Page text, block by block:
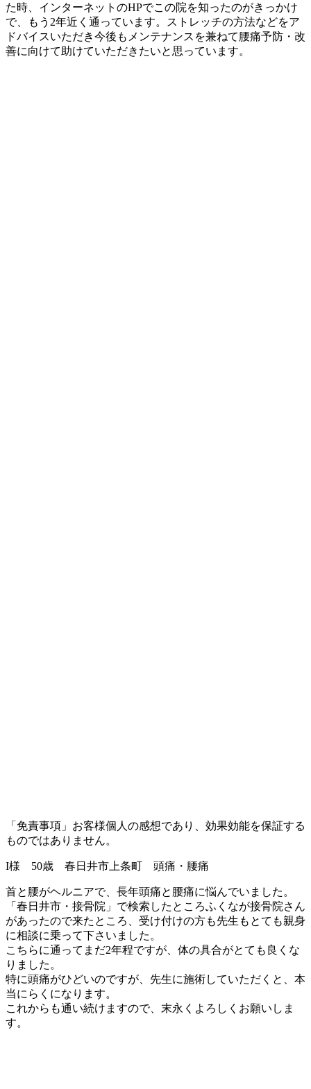
た時、インターネットのHPでこの院を知ったのがきっかけ
で、もう2年近く通っています。ストレッチの方法などをア
ドバイスいただき今後もメンテナンスを兼ねて腰痛予防・改
善に向けて助けていただきたいと思っています。
「免責事項」お客様個人の感想であり、効果効能を保証する
ものではありません。
I様 50歳 春日井市上条町 頭痛・腰痛
首と腰がヘルニアで、長年頭痛と腰痛に悩んでいました。
「春日井市・接骨院」で検索したところふくなが接骨院さん
があったので来たところ、受け付けの方も先生もとても親身
に相談に乗って下さいました。
こちらに通ってまだ2年程ですが、体の具合がとても良くな
りました。
特に頭痛がひどいのですが、先生に施術していただくと、本
当にらくになります。
これからも通い続けますので、末永くよろしくお願いしま
す。